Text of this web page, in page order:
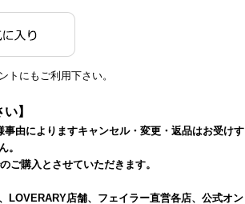
にもご利用下さい。
】
事由によりますキャンセル・変更・返品はお受けす
。
のご購入とさせていただきます。
LOVERARY店舗、フェイラー直営各店、公式オン